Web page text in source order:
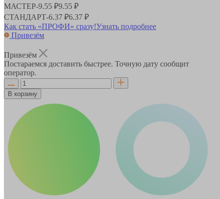
МАСТЕР-9.55 ₽9.55 ₽
СТАНДАРТ-6.37 ₽6.37 ₽
Как стать «ПРОФИ» сразу!Узнать подробнее
Привезём
Привезём
Постараемся доставить быстрее. Точную дату сообщит
оператор.
В корзину